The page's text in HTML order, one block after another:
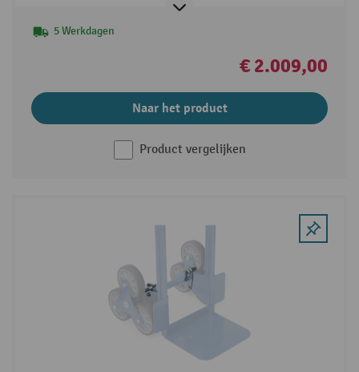
5 Werkdagen
€ 2.009,00
Naar het product
Product vergelijken